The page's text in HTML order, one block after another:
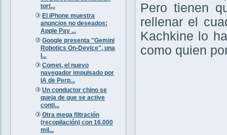
tort...
El iPhone muestra
anuncios no deseados:
Apple Pay ...
Google presenta "Gemini
Robotics On-Device", una
I...
Comet, el nuevo
navegador impulsado por
IA de Perp...
Un conductor chino se
queja de que se active
conti...
Otra mega filtración
(recopilación) con 16.000
mil...
Pero tienen
rellenar el
Kachkine lo
como quien